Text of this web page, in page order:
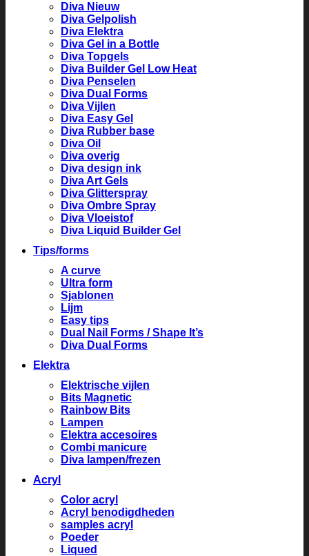
Diva Nieuw
Diva Gelpolish
Diva Elektra
Diva Gel in a Bottle
Diva Topgels
Diva Builder Gel Low Heat
Diva Penselen
Diva Dual Forms
Diva Vijlen
Diva Easy Gel
Diva Rubber base
Diva Oil
Diva overig
Diva design ink
Diva Art Gels
Diva Glitterspray
Diva Ombre Spray
Diva Vloeistof
Diva Liquid Builder Gel
Tips/forms
A curve
Ultra form
Sjablonen
Lijm
Easy tips
Dual Nail Forms / Shape It’s
Diva Dual Forms
Elektra
Elektrische vijlen
Bits Magnetic
Rainbow Bits
Lampen
Elektra accesoires
Combi manicure
Diva lampen/frezen
Acryl
Color acryl
Acryl benodigdheden
samples acryl
Poeder
Liqued